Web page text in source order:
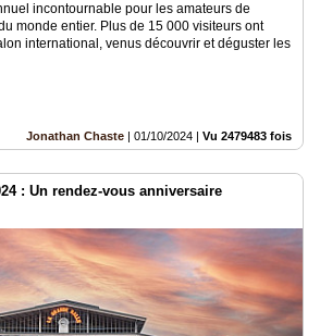
incontournable pour les amateurs de
monde entier. Plus de 15 000 visiteurs ont
international, venus découvrir et déguster les
Jonathan Chaste | 01/10/2024 | Vu 2479483 fois
: Un rendez-vous anniversaire